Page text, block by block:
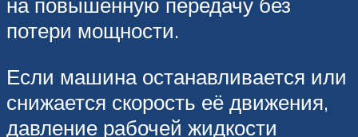
потери мощности.
Если машина останавливается или
снижается скорость её движения,
давление рабочей жидкости